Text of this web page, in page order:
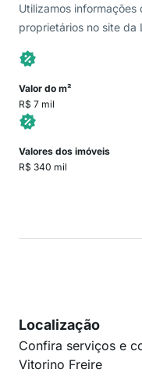
Utilizamos
proprietários no site da
Valor do m²
R$ 7 mil
Valores dos imóveis
R$ 340 mil
Localização
Confira serviços e
Vitorino Freire